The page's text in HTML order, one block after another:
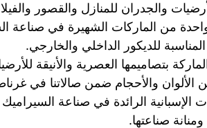
والجدران للمنازل والقصور
من الماركات الشهيرة في صناعة
للديكور الداخلي والخارجي.
بتصاميمها العصرية والأنيقة
والأحجام ضمن صالاتنا في
الإسبانية الرائدة في صناعة
صناعتها.